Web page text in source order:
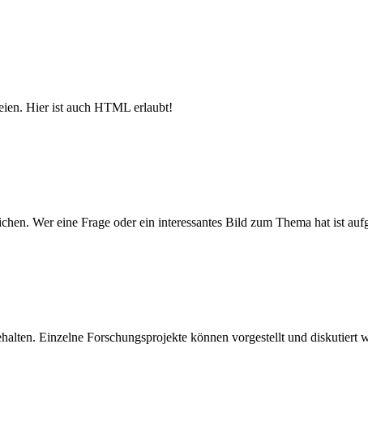
Hier ist auch HTML erlaubt!
Wer eine Frage oder ein interessantes Bild zum Thema hat ist
Einzelne Forschungsprojekte können vorgestellt und diskutiert